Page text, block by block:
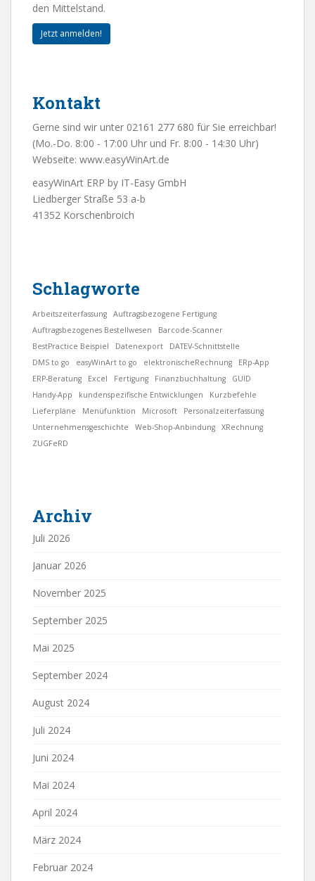
den Mittelstand.
Jetzt anmelden!
Kontakt
Gerne sind wir unter 02161 277 680 für Sie erreichbar!
(Mo.-Do. 8:00 - 17:00 Uhr und Fr. 8:00 - 14:30 Uhr)
Webseite: www.easyWinArt.de
easyWinArt ERP by IT-Easy GmbH
Liedberger Straße 53 a-b
41352 Korschenbroich
Schlagworte
Arbeitszeiterfassung
Auftragsbezogene Fertigung
Auftragsbezogenes Bestellwesen
Barcode-Scanner
BestPractice Beispiel
Datenexport
DATEV-Schnittstelle
DMS to go
easyWinArt to go elektronischeRechnung
ERp-App
ERP-Beratung
Excel Fertigung Finanzbuchhaltung
GUID
Handy-App
kundenspezifische Entwicklungen
Kurzbefehle
Lieferpläne
Menüfunktion Microsoft
Personalzeiterfassung
Unternehmensgeschichte
Web-Shop-Anbindung
XRechnung
ZUGFeRD
Archiv
Juli 2026
Januar 2026
November 2025
September 2025
Mai 2025
September 2024
August 2024
Juli 2024
Juni 2024
Mai 2024
April 2024
März 2024
Februar 2024